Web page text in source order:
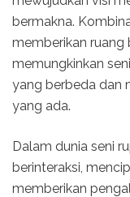
bermakna.
memberikan ruang
memungkinkan
yang berbeda dan
yang ada.
Dalam dunia seni
berinteraksi,
memberikan